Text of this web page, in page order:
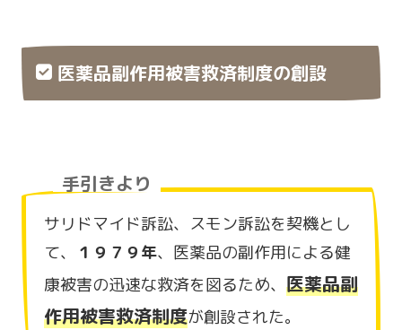
医薬品副作用被害救済制度の創設
手引きより
サリドマイド訴訟、スモン訴訟を契機とし
て、
１９７９年、医薬品の副作用による健
康被害の迅速な救済を図るため、 医薬品副
作用被害救済制度が創設された。